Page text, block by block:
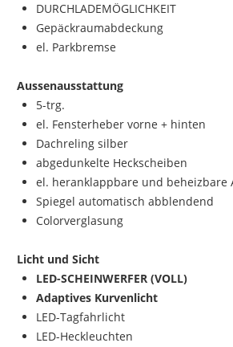
DURCHLADEMÖGLICHKEIT
Gepäckraumabdeckung
el. Parkbremse
Aussenausstattung
5-trg.
el. Fensterheber vorne + hinten
Dachreling silber
abgedunkelte Heckscheiben
el. heranklappbare und beheizbare
Spiegel automatisch abblendend
Colorverglasung
Licht und Sicht
LED-SCHEINWERFER (VOLL)
Adaptives Kurvenlicht
LED-Tagfahrlicht
LED-Heckleuchten